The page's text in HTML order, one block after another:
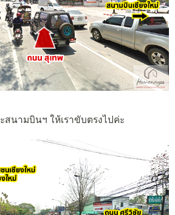
นามบินฯ ให้เราขับตรงไปค่ะ